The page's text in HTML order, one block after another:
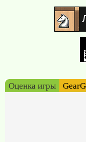
Оценка игры